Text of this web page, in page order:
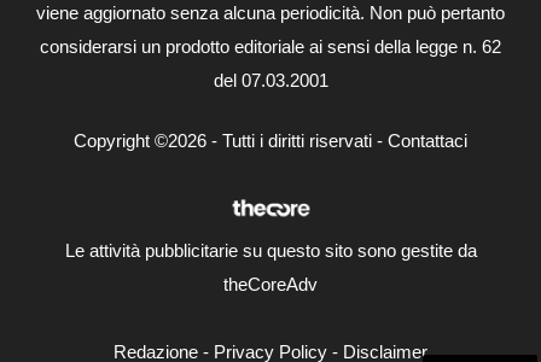
viene aggiornato senza alcuna periodicità. Non può pertanto
considerarsi un prodotto editoriale ai sensi della legge n. 62
del 07.03.2001
Copyright ©2026 - Tutti i diritti riservati - Contattaci
Le attività pubblicitarie su questo sito sono gestite da
theCoreAdv
Redazione - Privacy Policy - Disclaimer